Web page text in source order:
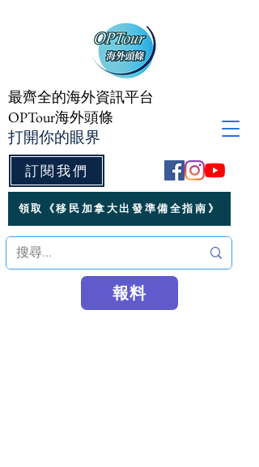
訂閱我們
最齊全的海外資訊平台
OPTour海外頭條
打開你的眼界
領取《移民加拿大出發準備全指南》
報料